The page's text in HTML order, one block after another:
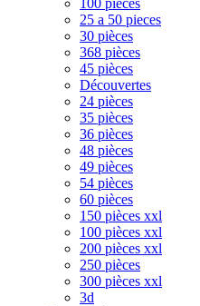
100 pieces
25 a 50 pieces
30 pièces
368 pièces
45 pièces
Découvertes
24 pièces
35 pièces
36 pièces
48 pièces
49 pièces
54 pièces
60 pièces
150 pièces xxl
100 pièces xxl
200 pièces xxl
250 pièces
300 pièces xxl
3d